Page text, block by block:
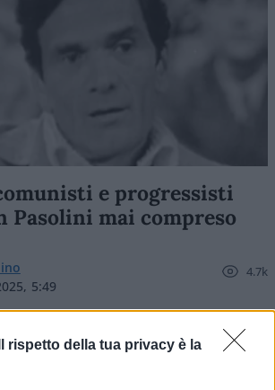
Il rispetto della tua privacy è la
e progressisti
Pasolini mai compreso
5:49
4.7k